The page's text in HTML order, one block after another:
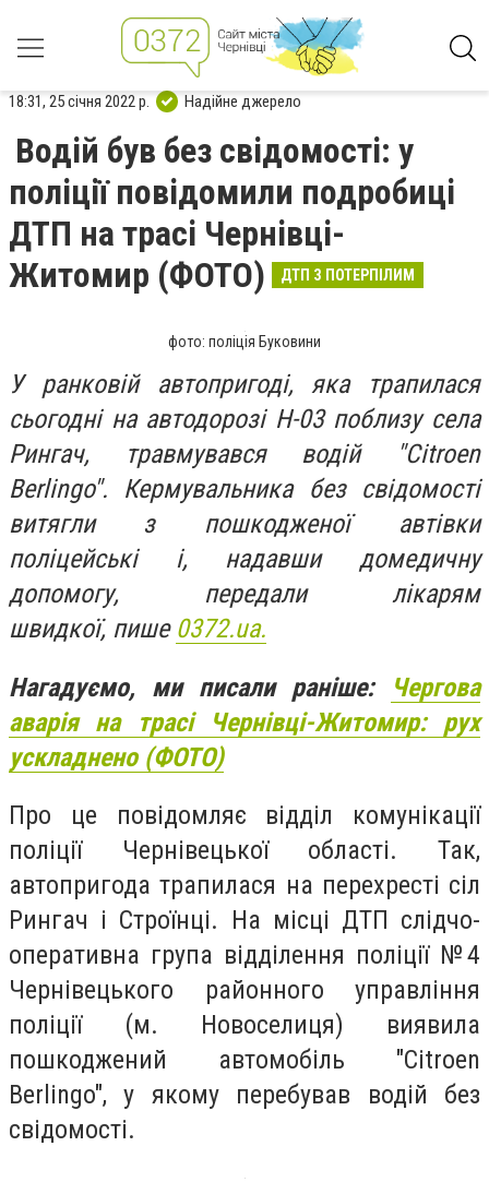
18:31, 25 січня 2022 р. Надійне джерело
Водій був без свідомості: у
поліції повідомили подробиці
ДТП на трасі Чернівці-
Житомир (ФОТО)
ДТП З ПОТЕРПІЛИМ
фото: поліція Буковини
У ранковій автопригоді, яка трапилася
сьогодні на автодорозі Н-03 поблизу села
Рингач, травмувався водій "Citroen
Berlingo". Кермувальника без свідомості
витягли з пошкодженої автівки
поліцейські і, надавши домедичну
допомогу, передали лікарям
швидкої, пише 0372.ua.
Нагадуємо, ми писали раніше:
Чергова
аварія на трасі Чернівці-Житомир: рух
ускладнено (ФОТО)
Про це повідомляє відділ комунікації
поліції Чернівецької області. Так,
автопригода трапилася на перехресті сіл
Рингач і Строїнці. На місці ДТП слідчо-
оперативна група відділення поліції №4
Чернівецького районного управління
поліції (м. Новоселиця) виявила
пошкоджений автомобіль "Citroen
Berlingo", у якому перебував водій без
свідомості.